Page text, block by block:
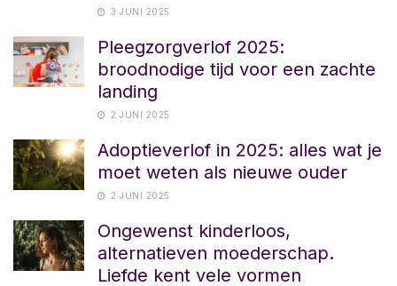
3 JUNI 2025
Pleegzorgverlof 2025:
broodnodige tijd voor een zachte
landing
2 JUNI 2025
Adoptieverlof in 2025: alles wat je
moet weten als nieuwe ouder
2 JUNI 2025
Ongewenst kinderloos,
alternatieven moederschap.
Liefde kent vele vormen